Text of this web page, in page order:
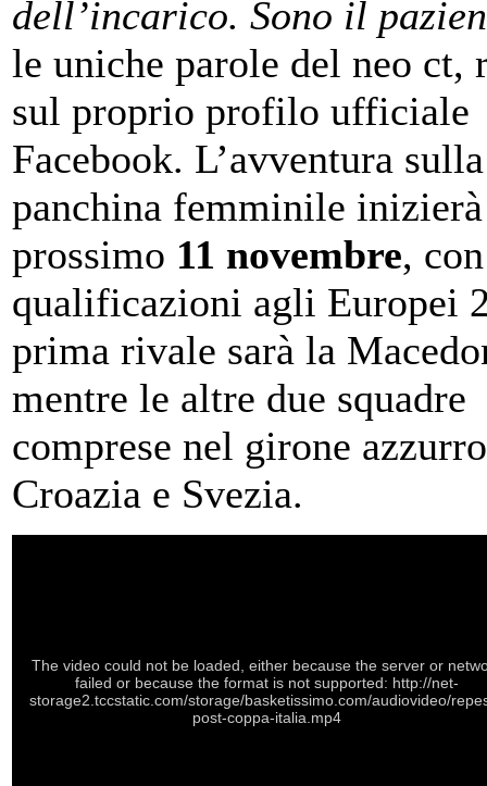
dell’incarico. Sono il
le uniche parole del neo ct,
sul proprio profilo ufficiale
Facebook. L’avventura sulla
panchina femminile
prossimo 11 novembre,
qualificazioni agli Europei
prima rivale sarà la
mentre le altre due squadre
comprese nel girone
Croazia e Svezia.
The video could not be loaded, either because the server or
failed or because the format is not supported: http://net-
storage2.tccstatic.com/storage/basketissimo.com/audiovideo/
post-coppa-italia.mp4